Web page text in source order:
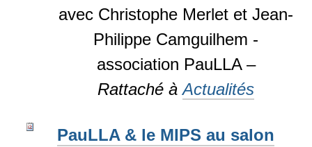
avec Christophe Merlet et Jean-
Philippe Camguilhem -
association PauLLA –
Rattaché à Actualités
PauLLA & le MIPS au salon